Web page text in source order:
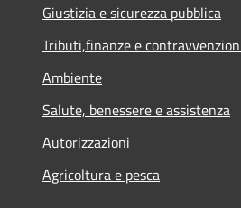
Giustizia e sicurezza pubblica
Tributi,finanze e
Ambiente
Salute, benessere e assistenza
Autorizzazioni
Agricoltura e pesca